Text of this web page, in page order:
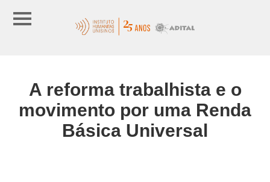
A reforma trabalhista e o
movimento por uma Renda
Básica Universal